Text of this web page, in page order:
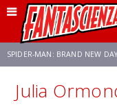
SPIDER-MAN: BRAND NEW DAY
FRANCO RICCIARDIELLO
Julia